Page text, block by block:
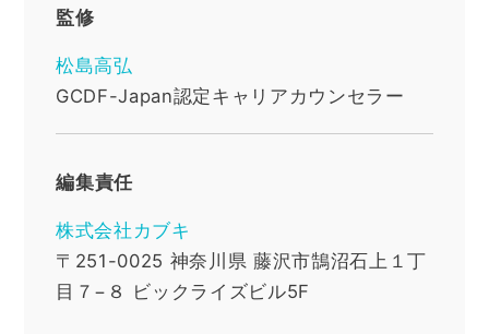
監修
松島高弘
GCDF-Japan認定キャリアカウンセラー
編集責任
株式会社カブキ
〒251-0025 神奈川県 藤沢市鵠沼石上１丁
目７−８ ビックライズビル5F